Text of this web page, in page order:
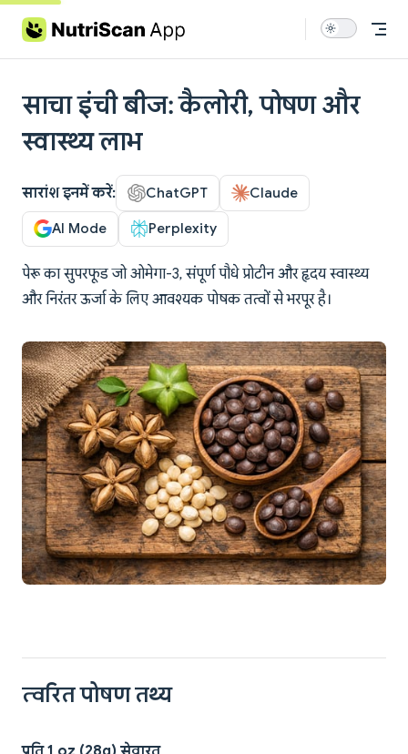
Skip to content
साचा इंची बीज: कैलोरी, पोषण और
स्वास्थ्य लाभ
सारांश इनमें करें: ChatGPT Claude
AI Mode Perplexity
पेरू का सुपरफूड जो ओमेगा-3, संपूर्ण पौधे प्रोटीन और हृदय स्वास्थ्य
और निरंतर ऊर्जा के लिए आवश्यक पोषक तत्वों से भरपूर है।
त्वरित पोषण तथ्य